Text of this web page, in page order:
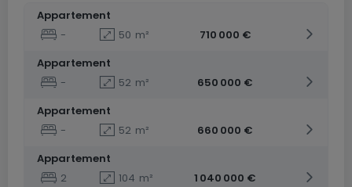
Appartement
-
50 m²
710 000 €
Appartement
-
52 m²
650 000 €
Appartement
-
52 m²
660 000 €
Appartement
2
104 m²
1 040 000 €